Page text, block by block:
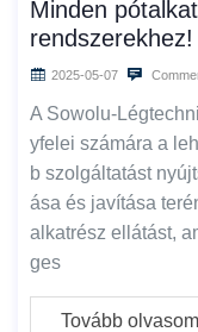
Minden
2025-05-07
A Sowolu-
yfelei számára a
b szolgáltatást
ása és javítása
alkatrész ellátást,
ges
Tovább